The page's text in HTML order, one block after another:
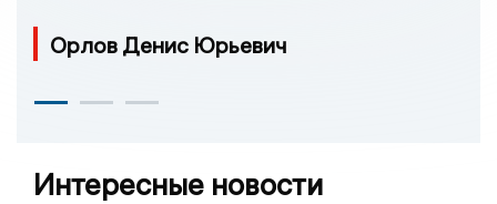
Орлов Денис Юрьевич
Интересные новости